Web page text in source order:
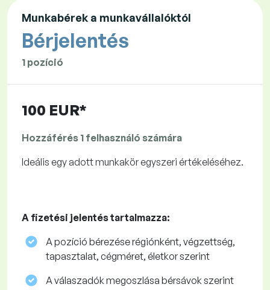
Munkabérek a munkavállalóktól
Bérjelentés
1 pozíció
100 EUR*
Hozzáférés 1 felhasználó számára
Ideális egy adott munkakör egyszeri értékeléséhez.
A fizetési jelentés tartalmazza:
A pozíció bérezése régiónként, végzettség,
tapasztalat, cégméret, életkor szerint
A válaszadók megoszlása ​​bérsávok szerint